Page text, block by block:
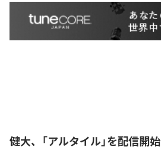
健大、「アルタイル」を配信開始